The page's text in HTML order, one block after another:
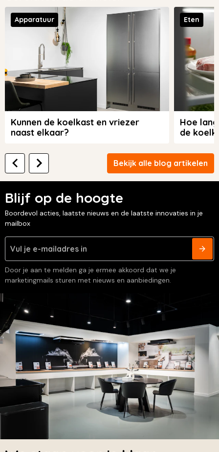
Kunnen de koelkast en vriezer
naast elkaar?
Apparatuur
Hoe
de
Eten
Bekijk alle blog artikelen
Blijf op de hoogte
Boordevol acties, laatste nieuws en de laatste innovaties in je
mailbox
Door je aan te melden ga je ermee akkoord dat we je
marketingmails sturen met nieuws en aanbiedingen.